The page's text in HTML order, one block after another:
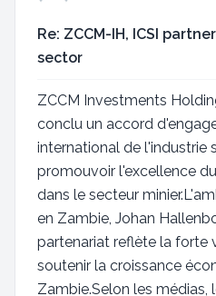
Re: ZCCM-IH, ICSI
sector
ZCCM Investments
conclu un accord
international de l'industrie
promouvoir l'excellence
dans le secteur
en Zambie, Johan
partenariat reflète la forte
soutenir la croissance
Zambie.Selon les médias,